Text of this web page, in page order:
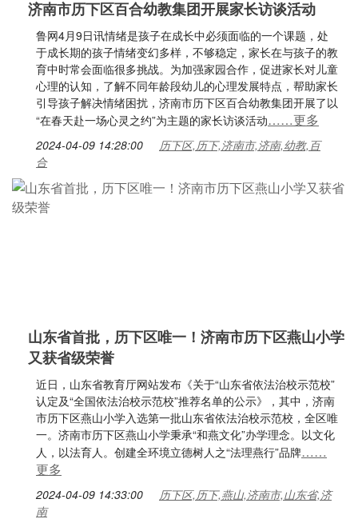
济南市历下区百合幼教集团开展家长访谈活动
鲁网4月9日讯情绪是孩子在成长中必须面临的一个课题，处
于成长期的孩子情绪变幻多样，不够稳定，家长在与孩子的教
育中时常会面临很多挑战。为加强家园合作，促进家长对儿童
心理的认知，了解不同年龄段幼儿的心理发展特点，帮助家长
引导孩子解决情绪困扰，济南市历下区百合幼教集团开展了以
“在春天赴一场心灵之约”为主题的家长访谈活动……更多
2024-04-09 14:28:00
历下区,历下,济南市,济南,幼教,百
合
山东省首批，历下区唯一！济南市历下区燕山小学
又获省级荣誉
近日，山东省教育厅网站发布《关于“山东省依法治校示范校”
认定及“全国依法治校示范校”推荐名单的公示》，其中，济南
市历下区燕山小学入选第一批山东省依法治校示范校，全区唯
一。济南市历下区燕山小学秉承“和燕文化”办学理念。以文化
人，以法育人。创建全环境立德树人之“法理燕行”品牌……
更多
2024-04-09 14:33:00
历下区,历下,燕山,济南市,山东省,济
南